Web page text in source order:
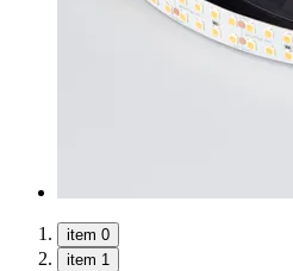
item 0
item 1